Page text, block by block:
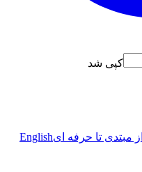
کپی شد
مبتدی تا حرفه ایEnglish